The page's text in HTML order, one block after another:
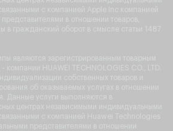
с компанией Apple Inc компанией
в отношении товаров,
в гражданский оборот в смысле статьи 1487
являются зарегистрированным товарным
компании HUAWEI TECHNOLOGIES CO., LTD.
собственных товаров и
об оказываемых услугах в отношении
Данные услуги выполняются в
центрах независимыми индивидуальными
с компанией Huawei Technologies
представителями в отношении